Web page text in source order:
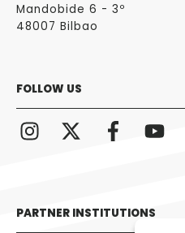
Mandobide 6 - 3º
48007 Bilbao
FOLLOW US
PARTNER INSTITUTIONS